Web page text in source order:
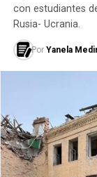
con estudiantes
Rusia- Ucrania.
Por Yanela